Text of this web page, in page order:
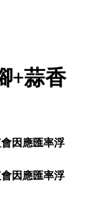
+蒜香
因應匯率浮
因應匯率浮